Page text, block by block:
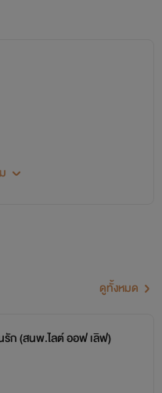
ล้ววันหนึ่ง เขาก็เจอเธอแต่
ล้ววันหนึ่ง เขาก็เจอเธอแต่
ดูทั้งหมด
รัก (สนพ.ไลต์ ออฟ เลิฟ)